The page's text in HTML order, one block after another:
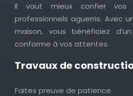
Il vaut mieux confier vos
professionnels aguerris. Avec
maison, vous bénéficiez
conforme à vos attentes.
Travaux de
Faites preuve de patience